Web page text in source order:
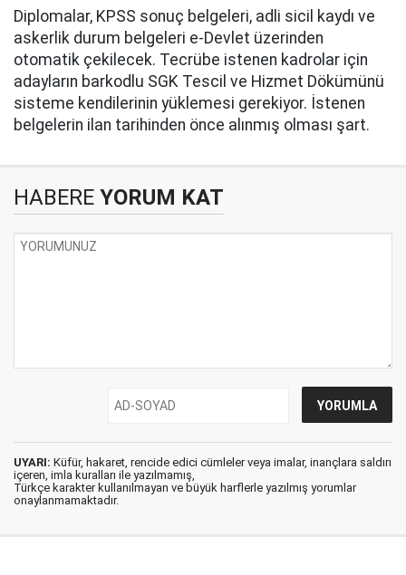
Diplomalar, KPSS sonuç belgeleri, adli sicil kaydı ve
askerlik durum belgeleri e-Devlet üzerinden
otomatik çekilecek. Tecrübe istenen kadrolar için
adayların barkodlu SGK Tescil ve Hizmet Dökümünü
sisteme kendilerinin yüklemesi gerekiyor. İstenen
belgelerin ilan tarihinden önce alınmış olması şart.
HABERE YORUM KAT
UYARI: Küfür, hakaret, rencide edici cümleler veya imalar, inançlara saldırı
içeren, imla kuralları ile yazılmamış,
Türkçe karakter kullanılmayan ve büyük harflerle yazılmış yorumlar
onaylanmamaktadır.